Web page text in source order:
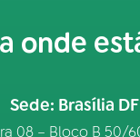
onde
Sede: Brasília DF
08 – Bloco B 50/